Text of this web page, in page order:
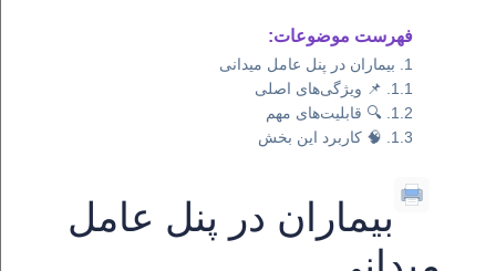
فهرست موضوعات:
بیماران در پنل عامل میدانی
📌 ویژگی‌های اصلی
🔍 قابلیت‌های مهم
🧠 کاربرد این بخش
بیماران در پنل عامل